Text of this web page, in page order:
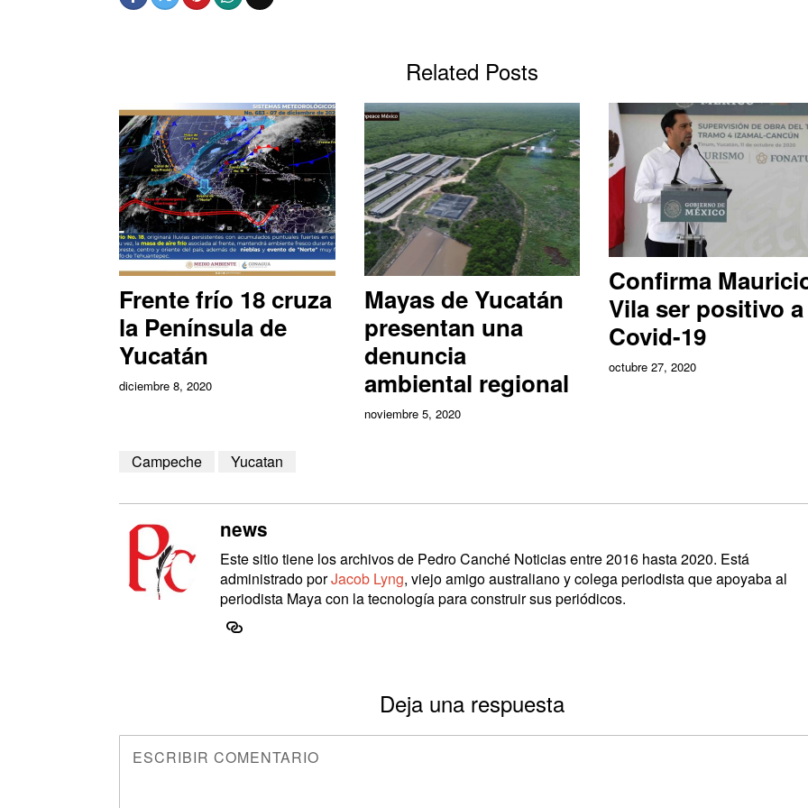
Related Posts
Frente frío 18 cruza
la Península de
Yucatán
diciembre 8, 2020
Mayas de Yucatán
presentan una
denuncia
ambiental regional
noviembre 5, 2020
Confirma
Vila ser positivo a
Covid-19
octubre 27, 2020
Campeche Yucatan
news
Este sitio tiene los archivos de Pedro Canché Noticias entre 2016 hasta 2020. Está
administrado porJacob Lyng, viejo amigo australiano y colega periodista que apoyaba al
periodista Maya con la tecnología para construir sus periódicos.
Deja una respuesta